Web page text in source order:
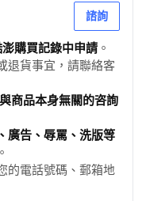
諮詢
購買記錄中申請 。
退貨事宜，請聯絡客
商品本身無關的咨詢
廣告、辱罵、洗版等
的電話號碼、郵箱地